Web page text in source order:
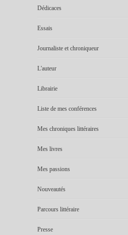
Dédicaces
Essais
Journaliste et chroniqueur
L'auteur
Librairie
Liste de mes conférences
Mes chroniques littéraires
Mes livres
Mes passions
Nouveautés
Parcours littéraire
Presse